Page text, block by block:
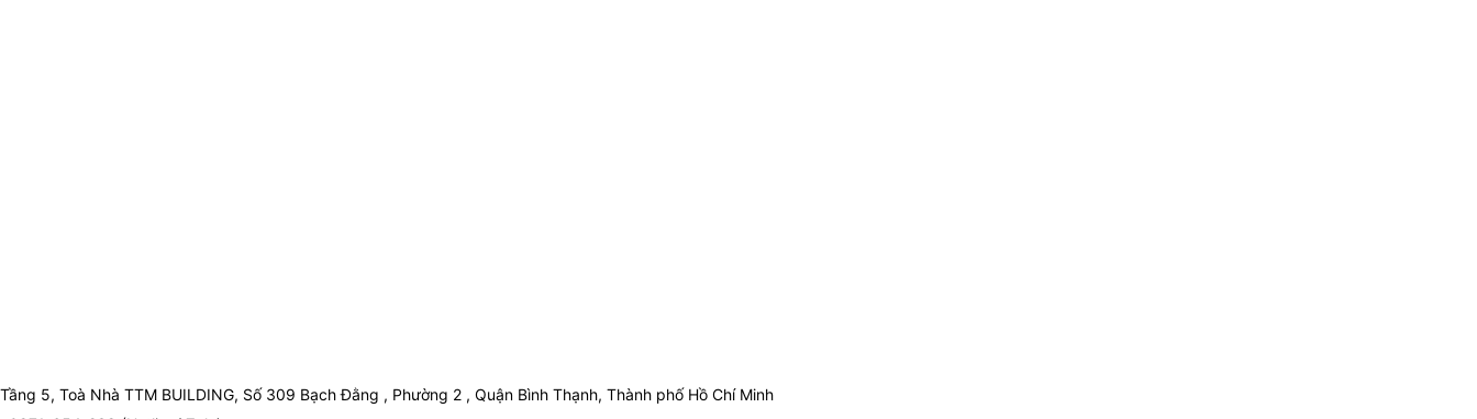
Tầng 5, Toà Nhà TTM BUILDING, Số 309 Bạch Đằng , Phường 2 , Quận Bình Thạnh, Thành phố Hồ Chí Minh